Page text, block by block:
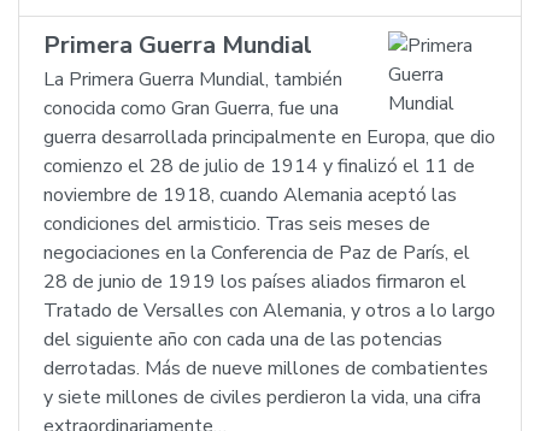
Primera Guerra Mundial
La Primera Guerra Mundial, también
conocida como Gran Guerra, fue una
guerra desarrollada principalmente en Europa, que dio
comienzo el 28 de julio de 1914 y finalizó el 11 de
noviembre de 1918, cuando Alemania aceptó las
condiciones del armisticio. Tras seis meses de
negociaciones en la Conferencia de Paz de París, el
28 de junio de 1919 los países aliados firmaron el
Tratado de Versalles con Alemania, y otros a lo largo
del siguiente año con cada una de las potencias
derrotadas. Más de nueve millones de combatientes
y siete millones de civiles perdieron la vida, una cifra